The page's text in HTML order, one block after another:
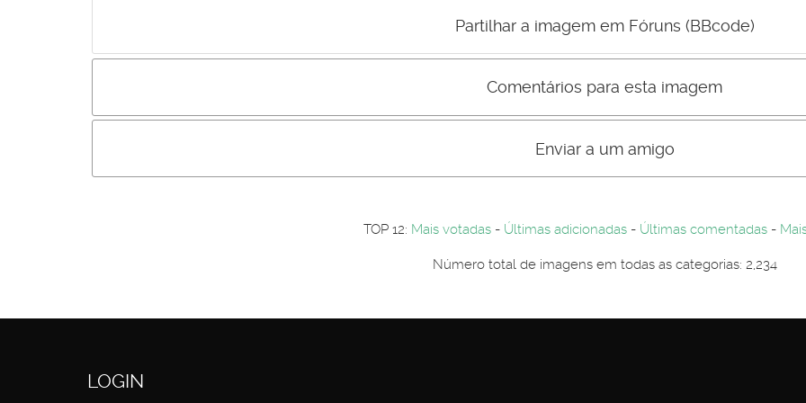
Partilhar a imagem em Fóruns (BBcode)
Incluir imagem :
Comentários para esta imagem
Os comentário não são visiveis para visitantes. Por-favor registe-
Os visitantes não estão autorizados a colocar comentários. Por-favor registe-se...Enviar a um amigo
Primeiro autentique-se...
TOP 12: Mais votadas - Últimas adicionadas - Últimas comentadas -
Número total de imagens em todas as categorias: 2,234
LOGIN